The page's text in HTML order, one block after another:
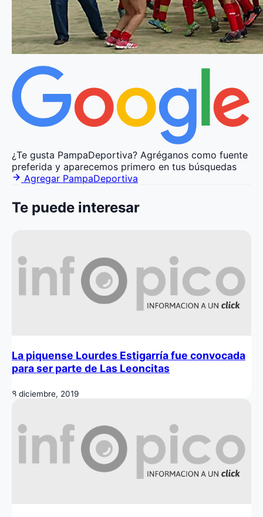
¿Te gusta PampaDeportiva? Agréganos como fuente
preferida y aparecemos primero en tus búsquedas
Agregar PampaDeportiva
Te puede interesar
La piquense Lourdes Estigarría fue convocada
para ser parte de Las Leoncitas
8 diciembre, 2019